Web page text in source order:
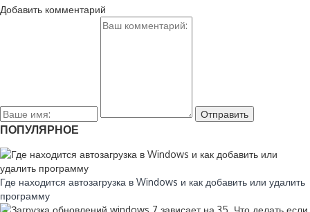
Добавить комментарий
ПОПУЛЯРНОЕ
Где находится автозагрузка в Windows и как добавить или удалить
программу